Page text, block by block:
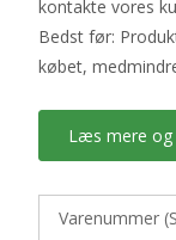
kontakte vores
Bedst før:
købet,
Læs mere og
Varenummer